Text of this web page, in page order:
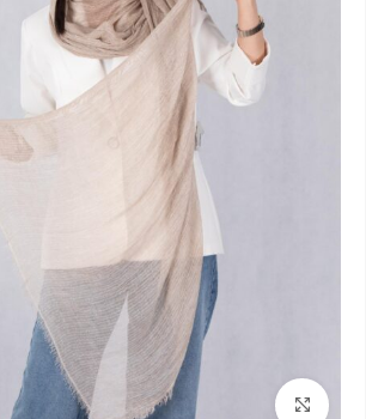
بزرگنمایی تصویر